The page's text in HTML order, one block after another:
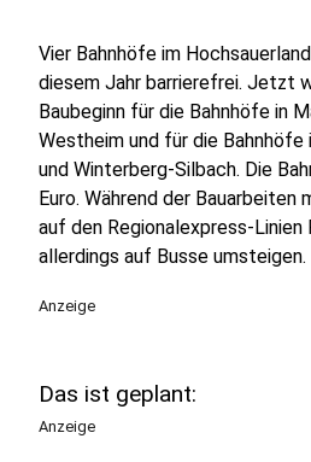
Vier Bahnhöfe im
diesem Jahr barrierefrei. Jetzt
Baubeginn für die Bahnhöfe in
Westheim und für die
und Winterberg-Silbach. Die
Euro. Während der Bauarbeiten
auf den Regionalexpress-Linien
allerdings auf Busse umsteigen.
Anzeige
Das ist geplant:
Anzeige